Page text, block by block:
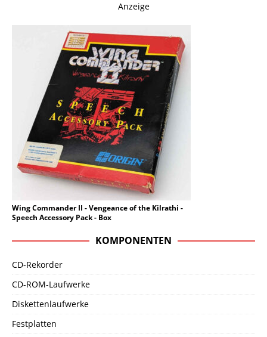
Anzeige
Wing Commander II - Vengeance of the Kilrathi -
Speech Accessory Pack - Box
KOMPONENTEN
CD-Rekorder
CD-ROM-Laufwerke
Diskettenlaufwerke
Festplatten